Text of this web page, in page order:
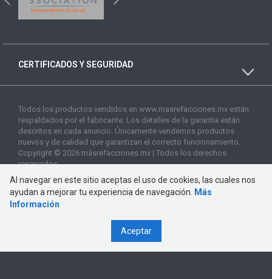
CERTIFICADOS Y SEGURIDAD
Todos los productos vendidos en www.masrefacciones.mx están
respaldados por el fabricante. Los detalles de la garantía están
descritos en cada anuncio. Únicamente vendemos productos
nuevos y de calidad que garantizan el correcto funcionamiento.
Copyright © 2026 másrefacciones.mx | Todos los derechos
reservados
Al navegar en este sitio aceptas el uso de cookies, las cuales nos
ayudan a mejorar tu experiencia de navegación.
Más
Información
Aceptar